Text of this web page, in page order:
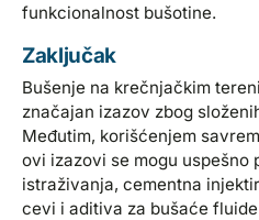
funkcionalnost bušotine.
Zaključak
Bušenje na krečnjačkim
značajan izazov zbog
Međutim, korišćenjem
ovi izazovi se mogu uspešno
istraživanja, cementna
cevi i aditiva za bušaće